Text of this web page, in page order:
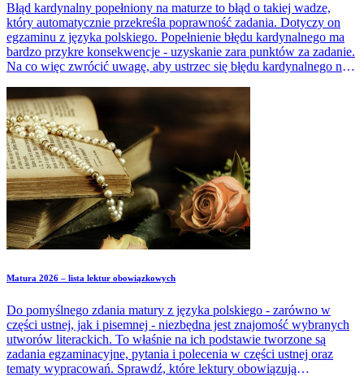
Błąd kardynalny popełniony na maturze to błąd o takiej wadze,
który automatycznie przekreśla poprawność zadania. Dotyczy on
egzaminu z języka polskiego. Popełnienie błędu kardynalnego ma
bardzo przykre konsekwencje - uzyskanie zara punktów za zadanie.
Na co więc zwrócić uwagę, aby ustrzec się błędu kardynalnego na
niezdaniem matury?
Matura 2026 – lista lektur obowiązkowych
Do pomyślnego zdania matury z języka polskiego - zarówno w
części ustnej, jak i pisemnej - niezbędna jest znajomość wybranych
utworów literackich. To właśnie na ich podstawie tworzone są
zadania egzaminacyjne, pytania i polecenia w części ustnej oraz
tematy wypracowań. Sprawdź, które lektury obowiązują